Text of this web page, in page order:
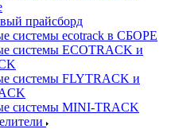
прайсборд
системы ecotrack в СБОРЕ
системы ECOTRACK и
системы FLYTRACK и
системы MINI-TRACK